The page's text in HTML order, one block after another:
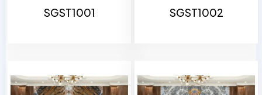
SGST1001 SGST1002